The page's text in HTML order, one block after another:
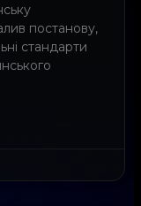
постанову,
стандарти